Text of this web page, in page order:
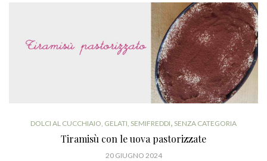
DOLCI AL CUCCHIAIO, GELATI, SEMIFREDDI, SENZA CATEGORIA
Tiramisù con le uova pastorizzate
20 GIUGNO 2024